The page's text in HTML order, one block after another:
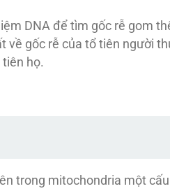
DNA để tìm gốc rễ gom
về gốc rễ của tổ tiên người
họ.
trong mitochondria một